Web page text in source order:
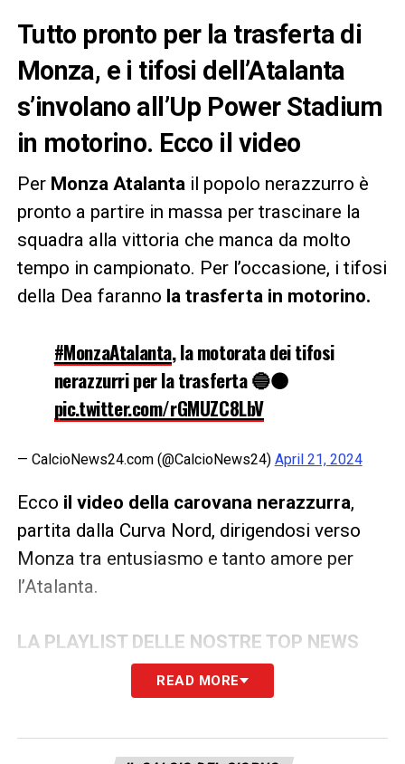
Tutto pronto per la trasferta di
Monza, e i tifosi dell’Atalanta
s’involano all’Up Power Stadium
in motorino. Ecco il video
Per Monza Atalanta il popolo nerazzurro è
pronto a partire in massa per trascinare la
squadra alla vittoria che manca da molto
tempo in campionato. Per l’occasione, i tifosi
della Dea faranno la trasferta in motorino.
#MonzaAtalanta, la motorata dei tifosi
nerazzurri per la trasferta 🔵⚫
pic.twitter.com/rGMUZC8LbV
— CalcioNews24.com (@CalcioNews24) April 21, 2024
Ecco il video della carovana nerazzurra,
partita dalla Curva Nord, dirigendosi verso
Monza tra entusiasmo e tanto amore per
l’Atalanta.
LA PLAYLIST DELLE NOSTRE TOP NEWS
READ MORE